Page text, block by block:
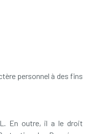
personnel à des fins
En outre, il a le droit